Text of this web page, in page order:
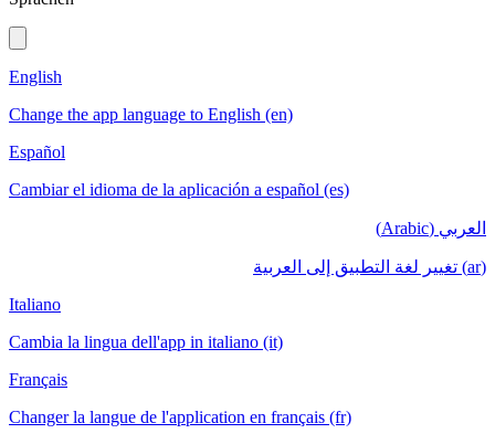
English
Change the app language to English (en)
Español
Cambiar el idioma de la aplicación a español (es)
العربي (Arabic)
(ar) تغيير لغة التطبيق إلى العربية
Italiano
Cambia la lingua dell'app in italiano (it)
Français
Changer la langue de l'application en français (fr)